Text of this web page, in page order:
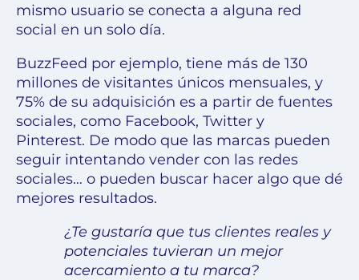
mismo usuario se conecta a alguna red
social en un solo día.
BuzzFeed por ejemplo, tiene más de 130
millones de visitantes únicos mensuales, y
75% de su adquisición es a partir de fuentes
sociales, como Facebook, Twitter y
Pinterest. De modo que las marcas pueden
seguir intentando vender con las redes
sociales… o pueden buscar hacer algo que dé
mejores resultados.
¿Te gustaría que tus clientes reales y
potenciales tuvieran un mejor
acercamiento a tu marca?